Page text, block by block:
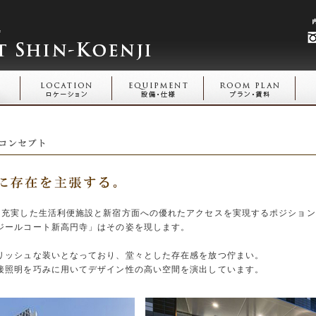
実した生活利便施設と新宿方面への優れたアクセスを実現するポジショ
ルコート新高円寺」はその姿を現します。
シュな装いとなっており、堂々とした存在感を放つ佇まい。
明を巧みに用いてデザイン性の高い空間を演出しています。